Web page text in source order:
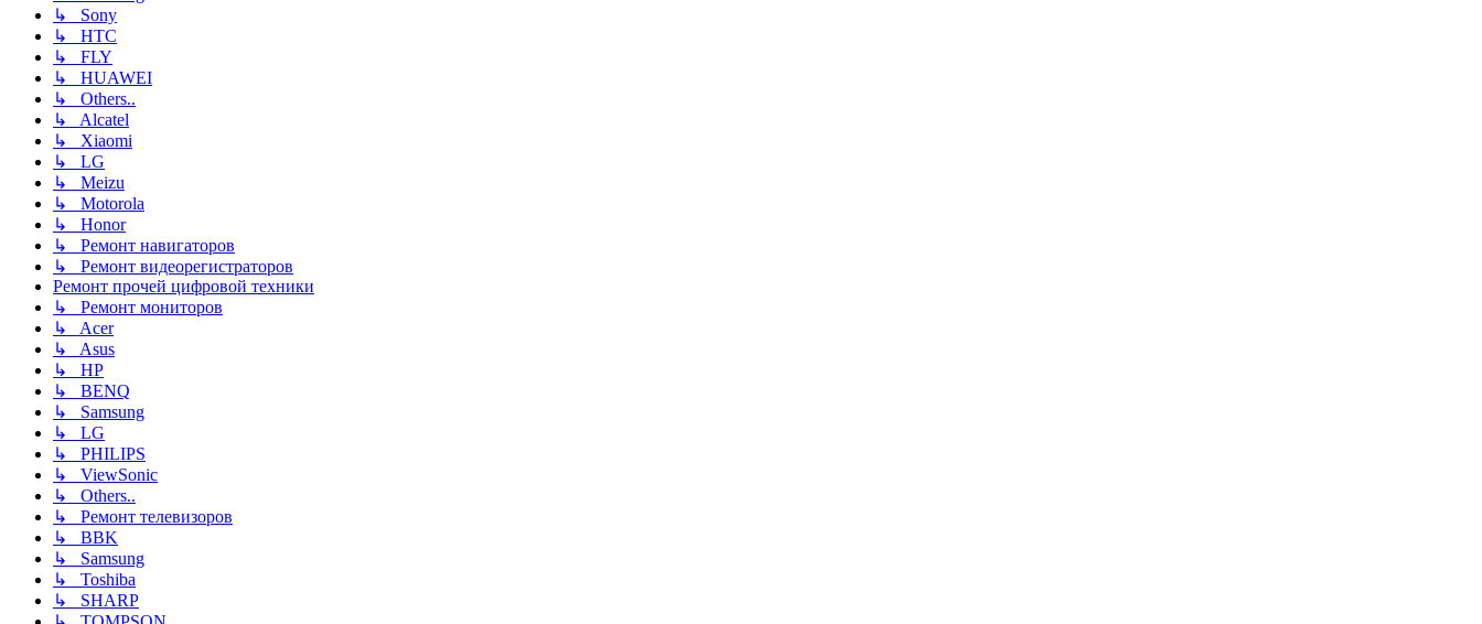
↳ Sony
↳ HTC
↳ FLY
↳ HUAWEI
↳ Others..
↳ Alcatel
↳ Xiaomi
↳ LG
↳ Meizu
↳ Motorola
↳ Honor
↳ Ремонт навигаторов
↳ Ремонт видеорегистраторов
Ремонт прочей цифровой техники
↳ Ремонт мониторов
↳ Acer
↳ Asus
↳ HP
↳ BENQ
↳ Samsung
↳ LG
↳ PHILIPS
↳ ViewSonic
↳ Others..
↳ Ремонт телевизоров
↳ BBK
↳ Samsung
↳ Toshiba
↳ SHARP